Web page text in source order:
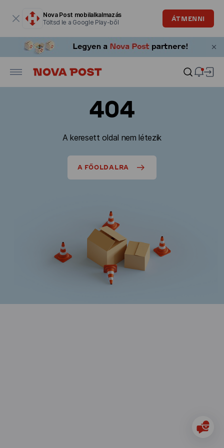
Nova Post mobilalkalmazás
Töltsd le a Google Play-ből
ÁTMENNI
404
A keresett oldal nem létezik
A FŐOLDALRA